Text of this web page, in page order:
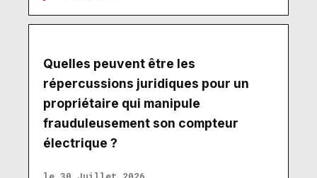
Quelles peuvent être les
répercussions juridiques pour un
propriétaire qui manipule
frauduleusement son compteur
électrique ?
le 30 Juillet 2026